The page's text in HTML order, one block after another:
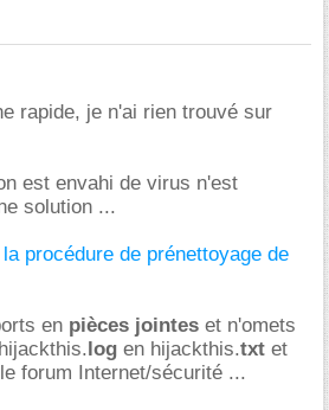
rapide, je n'ai rien trouvé sur
est envahi de virus n'est
solution ...
la procédure de prénettoyage de
en pièces jointes et n'omets
hijackthis.log en hijackthis.txt et
forum Internet/sécurité ...